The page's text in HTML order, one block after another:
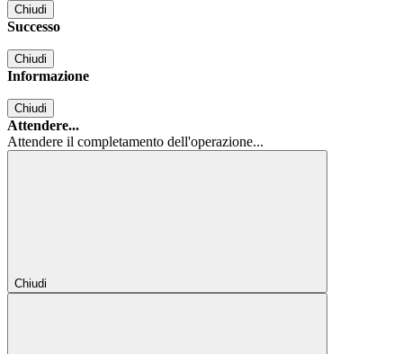
Chiudi
Successo
Chiudi
Informazione
Chiudi
Attendere...
Attendere il completamento dell'operazione...
Chiudi